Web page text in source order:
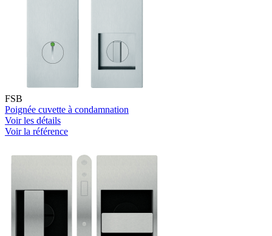
FSB
Poignée cuvette à condamnation
Voir les détails
Voir la référence